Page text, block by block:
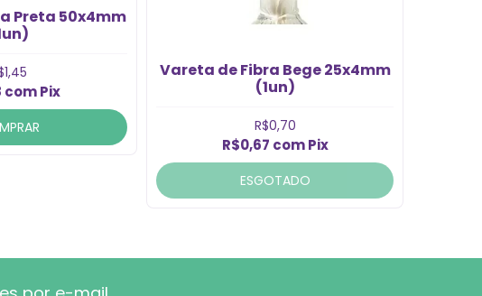
Preta 50x4mm
comPix
Vareta de Fibra Bege 25x4mm
(1un)
R$0,70
R$0,67 com Pix
ESGOTADO